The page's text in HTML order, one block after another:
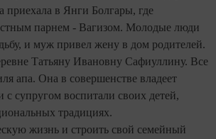
приехала в Янги Болгары, где
парнем - Вагизом. Молодые люди
и муж привел жену в дом родителей.
Татьяну Ивановну Сафиуллину. Все
апа. Она в совершенстве владеет
с супругом воспитали своих детей,
традициях.
жизнь и строить свой семейный